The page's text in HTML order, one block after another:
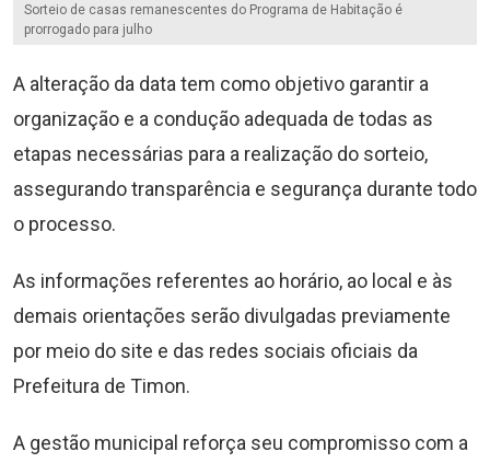
Sorteio de casas remanescentes do Programa de Habitação é
prorrogado para julho
A alteração da data tem como objetivo garantir a
organização e a condução adequada de todas as
etapas necessárias para a realização do sorteio,
assegurando transparência e segurança durante todo
o processo.
As informações referentes ao horário, ao local e às
demais orientações serão divulgadas previamente
por meio do site e das redes sociais oficiais da
Prefeitura de Timon.
A gestão municipal reforça seu compromisso com a